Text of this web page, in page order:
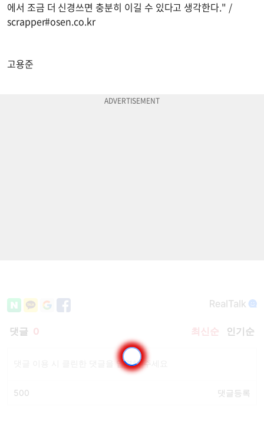
에서 조금 더 신경쓰면 충분히 이길 수 있다고 생각한다." /
scrapper#osen.co.kr
고용준